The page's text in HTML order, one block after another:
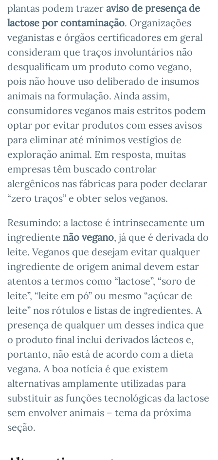
plantas podem trazer aviso de presença de
lactose por contaminação. Organizações
veganistas e órgãos certificadores em geral
consideram que traços involuntários não
desqualificam um produto como vegano,
pois não houve uso deliberado de insumos
animais na formulação. Ainda assim,
consumidores veganos mais estritos podem
optar por evitar produtos com esses avisos
para eliminar até mínimos vestígios de
exploração animal. Em resposta, muitas
empresas têm buscado controlar
alergênicos nas fábricas para poder declarar
“zero traços” e obter selos veganos.
Resumindo: a lactose é intrinsecamente um
ingrediente não vegano, já que é derivada do
leite. Veganos que desejam evitar qualquer
ingrediente de origem animal devem estar
atentos a termos como “lactose”, “soro de
leite”, “leite em pó” ou mesmo “açúcar de
leite” nos rótulos e listas de ingredientes. A
presença de qualquer um desses indica que
o produto final inclui derivados lácteos e,
portanto, não está de acordo com a dieta
vegana. A boa notícia é que existem
alternativas amplamente utilizadas para
substituir as funções tecnológicas da lactose
sem envolver animais – tema da próxima
seção.